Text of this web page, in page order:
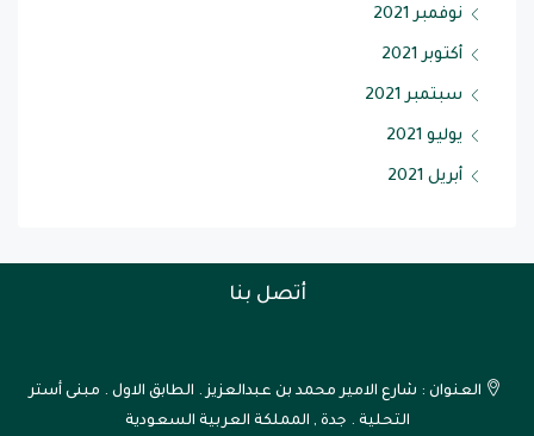
نوفمبر 2021
أكتوبر 2021
سبتمبر 2021
يوليو 2021
أبريل 2021
أتصل بنا
العنوان : شارع الامير محمد بن عبدالعزيز . الطابق الاول . مبنى أستر
التحلية . جدة , المملكة العربية السعودية